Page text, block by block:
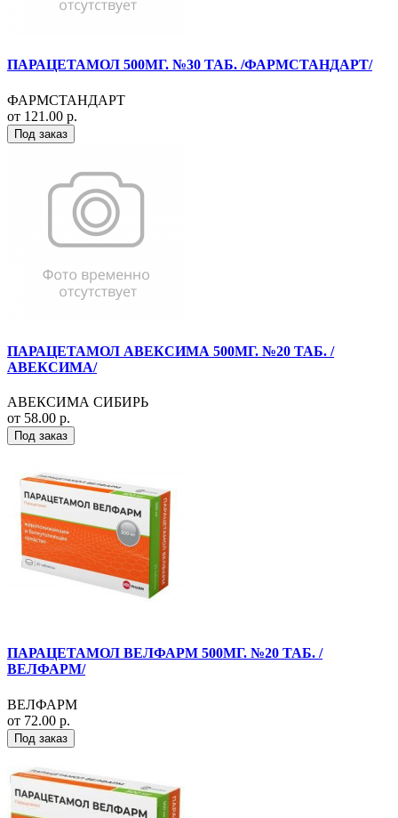
ПАРАЦЕТАМОЛ 500МГ. №30 ТАБ. /ФАРМСТАНДАРТ/
ФАРМСТАНДАРТ
от 121.00 р.
Под заказ
ПАРАЦЕТАМОЛ АВЕКСИМА 500МГ. №20 ТАБ. /
АВЕКСИМА/
АВЕКСИМА СИБИРЬ
от 58.00 р.
Под заказ
ПАРАЦЕТАМОЛ ВЕЛФАРМ 500МГ. №20 ТАБ. /
ВЕЛФАРМ/
ВЕЛФАРМ
от 72.00 р.
Под заказ